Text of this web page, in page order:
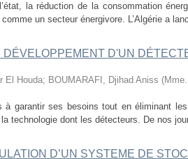
la réduction de la consommation
un secteur énergivore. L’Algérie a
DÉVELOPPEMENT D'UN
El Houda; BOUMARAFI, Djihad Aniss (
à garantir ses besoins tout en éliminant
technologie dont les détecteurs. De nos
D’UN SYSTEME DE